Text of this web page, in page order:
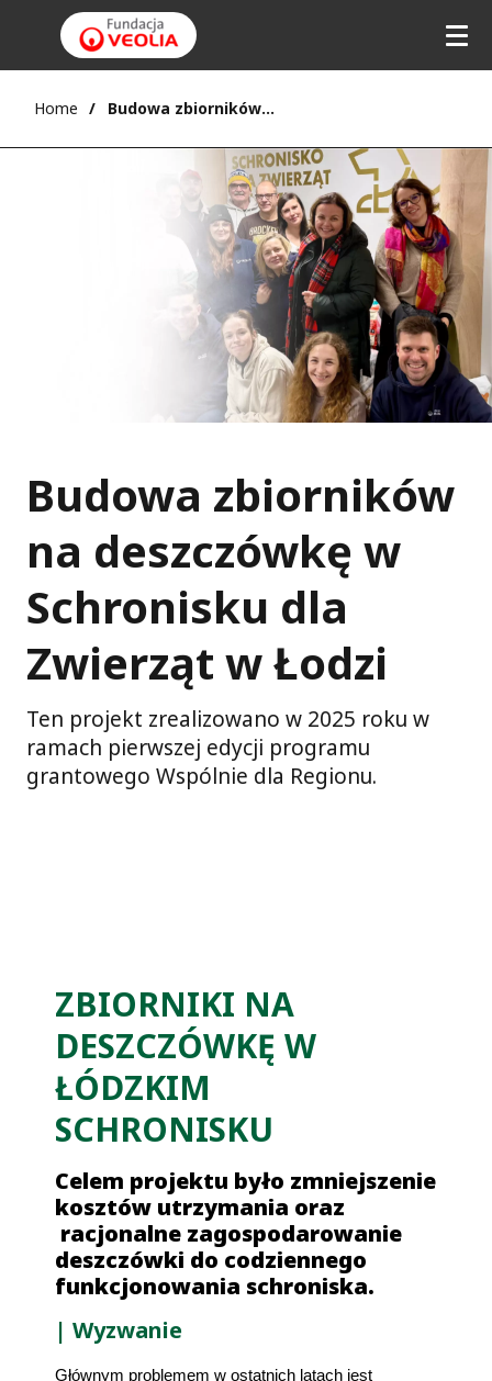
Home Budowa zbiorników na deszczówkę w Schronisku dla Zwierząt w Łodzi
Budowa zbiorników
na deszczówkę w
Schronisku dla
Zwierząt w Łodzi
Ten projekt zrealizowano w 2025 roku w
ramach pierwszej edycji programu
grantowego Wspólnie dla Regionu.
ZBIORNIKI NA
DESZCZÓWKĘ W
ŁÓDZKIM
SCHRONISKU
Celem projektu było zmniejszenie
kosztów utrzymania oraz
racjonalne zagospodarowanie
deszczówki do codziennego
funkcjonowania schroniska.
| Wyzwanie